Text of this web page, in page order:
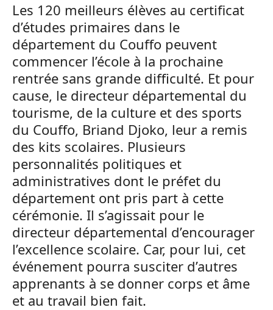
Les 120 meilleurs élèves au certificat
d’études primaires dans le
département du Couffo peuvent
commencer l’école à la prochaine
rentrée sans grande difficulté. Et pour
cause, le directeur départemental du
tourisme, de la culture et des sports
du Couffo, Briand Djoko, leur a remis
des kits scolaires. Plusieurs
personnalités politiques et
administratives dont le préfet du
département ont pris part à cette
cérémonie. Il s’agissait pour le
directeur départemental d’encourager
l’excellence scolaire. Car, pour lui, cet
événement pourra susciter d’autres
apprenants à se donner corps et âme
et au travail bien fait.